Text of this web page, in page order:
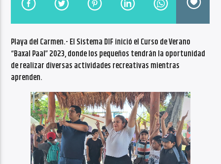
Radio VoxQR
Playa del Carmen.- El Sistema DIF inició el Curso de Verano
“Baxal Paal” 2023, donde los pequeños tendrán la oportunidad
de realizar diversas actividades recreativas mientras
aprenden.